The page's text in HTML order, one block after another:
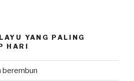
YANG PALING
HARI
berembun